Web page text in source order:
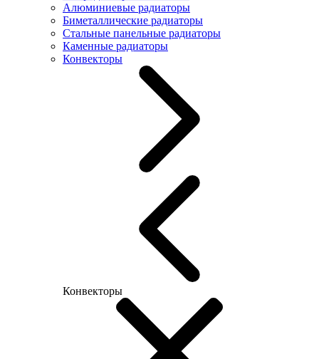
Алюминиевые радиаторы
Биметаллические радиаторы
Стальные панельные радиаторы
Каменные радиаторы
Конвекторы
Конвекторы